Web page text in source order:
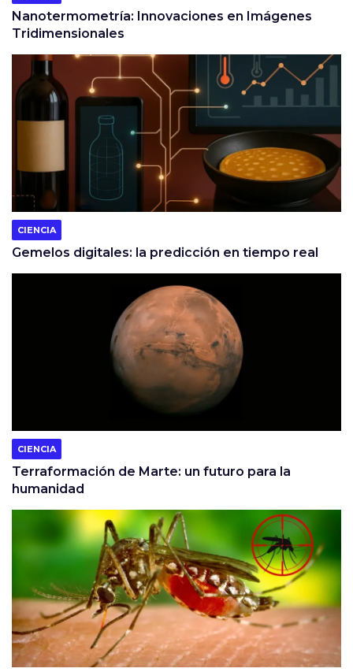
Nanotermometría: Innovaciones en Imágenes
Tridimensionales
CIENCIA
Gemelos digitales: la predicción en tiempo real
CIENCIA
Terraformación de Marte: un futuro para la
humanidad